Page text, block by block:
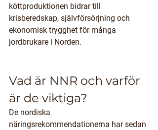
köttproduktionen bidrar till
krisberedskap, självförsörjning och
ekonomisk trygghet för många
jordbrukare i Norden.
Vad är NNR och varför
är de viktiga?
De nordiska
näringsrekommendationerna har sedan